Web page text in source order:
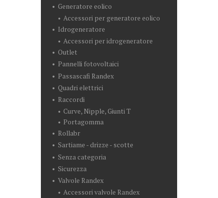
Generatore eolico
Accessori per generatore eolico
Idrogeneratore
Accessori per idrogeneratore
Outlet
Pannelli fotovoltaici
Passascafi Randex
Quadri elettrici
Raccordi
Curve, Nipple, Giunti T
Portagomma
Rollabr
Sartiame - drizze - scotte
Senza categoria
Sicurezza
Valvole Randex
Accessori valvole Randex